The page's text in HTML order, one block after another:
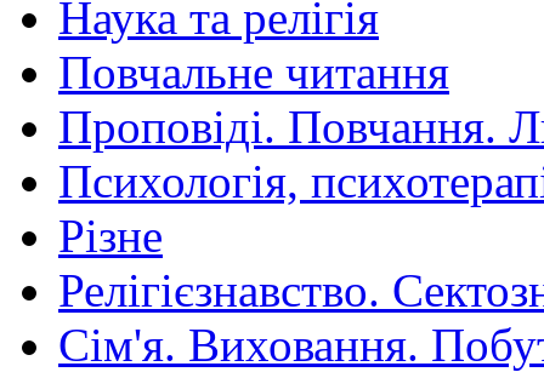
Наука та релігія
Повчальне читання
Проповіді. Повчання.
Психологія,
Різне
Релігієзнавство.
Сім'я. Виховання.